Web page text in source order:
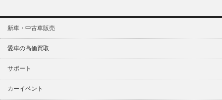
新車・中古車販売
愛車の高価買取
サポート
カーイベント